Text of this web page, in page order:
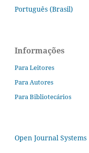
Português (Brasil)
Informações
Para Leitores
Para Autores
Para Bibliotecários
Open Journal Systems